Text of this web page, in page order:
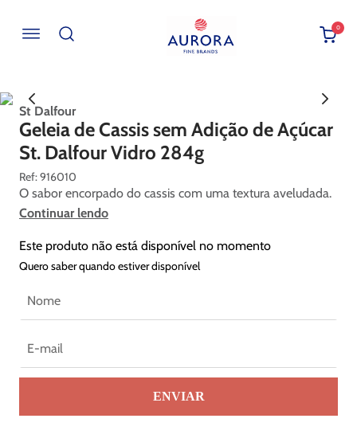
0
St Dalfour
Geleia de Cassis sem Adição de Açúcar
St. Dalfour Vidro 284g
:916010
O sabor encorpado do cassis com uma textura aveludada.
Continuar lendo
Este produto não está disponível no momento
Quero saber quando estiver disponível
ENVIAR